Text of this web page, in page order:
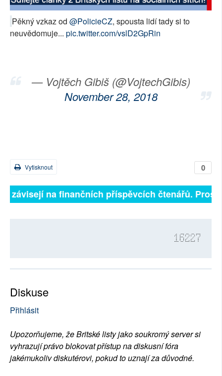
SOCIÁLNÍ SÍTĚ
RUBRIKY
Pěkný vzkaz od @PolicieCZ, spousta lidí tady si to
neuvědomuje... pic.twitter.com/vslD2GpRin
— Vojtěch Gibiš (@VojtechGibis)
November 28, 2018
0
Vytisknout
závisejí na finančních příspěvcích čtenářů.
16227
Diskuse
Přihlásit
Upozorňujeme, že Britské listy jako soukromý server si
vyhrazují právo blokovat přístup na diskusní fóra
jakémukoliv diskutérovi, pokud to uznají za důvodné.